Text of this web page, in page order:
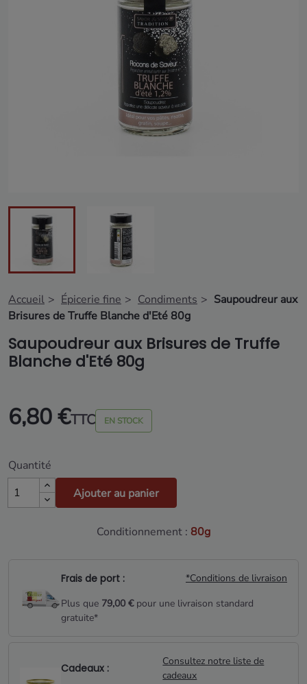
Accueil Épicerie fine Condiments
Saupoudreur aux
Brisures de Truffe Blanche d'Eté 80g
Saupoudreur aux Brisures de Truffe
Blanche d'Eté 80g
6,80 €TTC EN STOCK
Quantité
Ajouter au panier
Conditionnement : 80g
Frais de port :
*Conditions de livraison
Plus que 79,00 €pour une livraison standard
gratuite*
Cadeaux :
Consultez notre liste de
cadeaux